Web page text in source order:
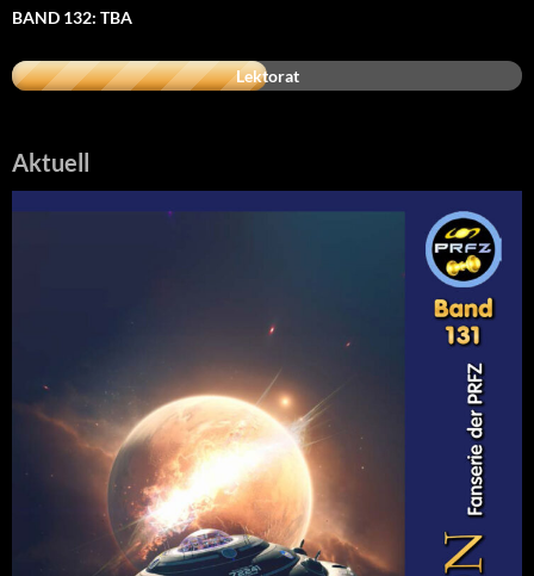
BAND 132: TBA
Lektorat
Aktuell